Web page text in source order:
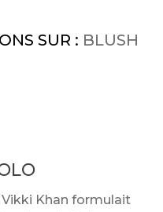
SUR : BLUSH
Vikki Khan formulait